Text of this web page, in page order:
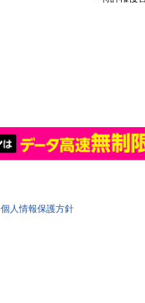
個人情報保護方針